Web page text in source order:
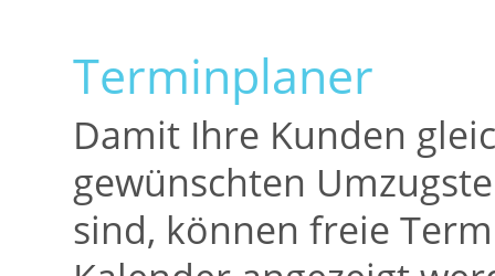
Terminplaner
Damit Ihre Kunden
gewünschten
sind, können freie